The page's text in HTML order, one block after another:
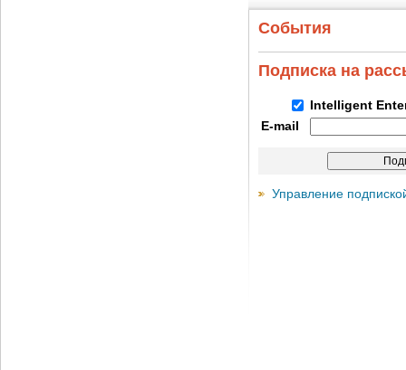
События
Подписка на
Intelligent
E-mail
Управление